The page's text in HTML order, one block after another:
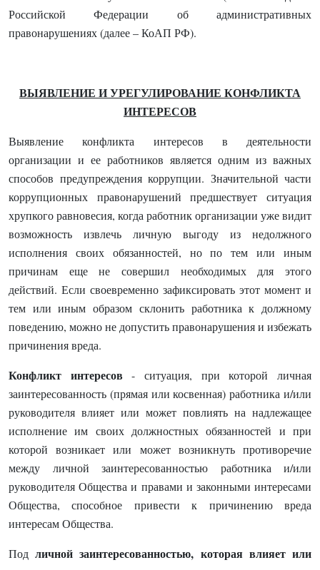
Российской Федерации об административных
правонарушениях (далее – КоАП РФ).
ВЫЯВЛЕНИЕ И УРЕГУЛИРОВАНИЕ КОНФЛИКТА
ИНТЕРЕСОВ
Выявление конфликта интересов в деятельности
организации и ее работников является одним из важных
способов предупреждения коррупции. Значительной части
коррупционных правонарушений предшествует ситуация
хрупкого равновесия, когда работник организации уже видит
возможность извлечь личную выгоду из недолжного
исполнения своих обязанностей, но по тем или иным
причинам еще не совершил необходимых для этого
действий. Если своевременно зафиксировать этот момент и
тем или иным образом склонить работника к должному
поведению, можно не допустить правонарушения и избежать
причинения вреда.
Конфликт интересов - ситуация, при которой личная
заинтересованность (прямая или косвенная) работника и/или
руководителя влияет или может повлиять на надлежащее
исполнение им своих должностных обязанностей и при
которой возникает или может возникнуть противоречие
между личной заинтересованностью работника и/или
руководителя Общества и правами и законными интересами
Общества, способное привести к причинению вреда
интересам Общества.
Подличной заинтересованностью, которая влияет или